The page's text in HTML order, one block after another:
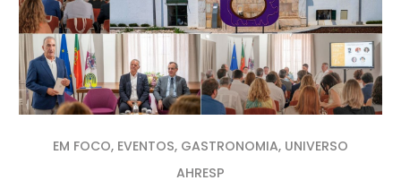
EM FOCO, EVENTOS, GASTRONOMIA, UNIVERSO
AHRESP